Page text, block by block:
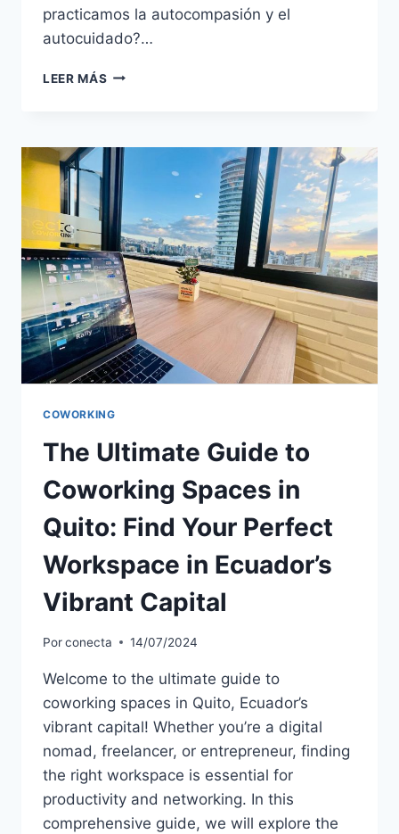
practicamos la autocompasión y el
autocuidado?…
LEER MÁS
COWORKING
The Ultimate Guide to
Coworking Spaces in
Quito: Find Your Perfect
Workspace in Ecuador’s
Vibrant Capital
Porconecta 14/07/2024
Welcome to the ultimate guide to
coworking spaces in Quito, Ecuador’s
vibrant capital! Whether you’re a digital
nomad, freelancer, or entrepreneur, finding
the right workspace is essential for
productivity and networking. In this
comprehensive guide, we will explore the